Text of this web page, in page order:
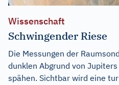
Wissenschaft
Schwingender Riese
Die Messungen der
dunklen Abgrund von
spähen. Sichtbar wird eine